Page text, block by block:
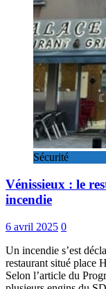
Sécurité
Vénissieux : le
incendie
6 avril 2025 0
Un incendie s’est
restaurant situé place
Selon l’article du